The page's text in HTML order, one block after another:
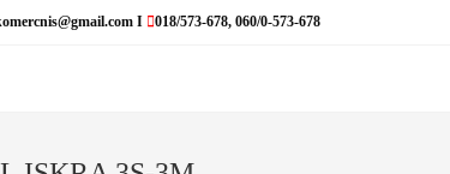
I 018/573-678, 060/0-573-678